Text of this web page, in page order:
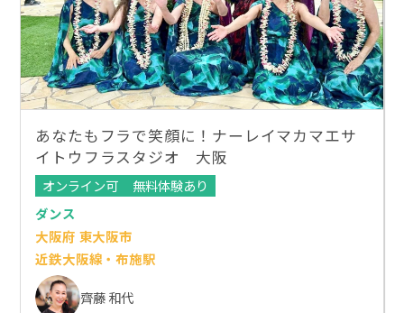
あなたもフラで笑顔に！ナーレイマカマエサ
イトウフラスタジオ 大阪
オンライン可
無料体験あり
ダンス
大阪府 東大阪市
近鉄大阪線・布施駅
齊藤 和代